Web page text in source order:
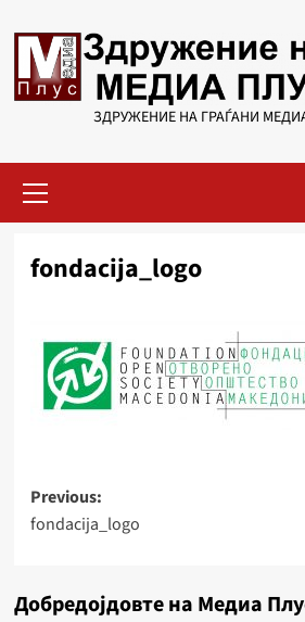
to
content
ЗДРУЖЕНИЕ НА ГРАЃАНИ
Menu
fondacija_logo
Post
navigation
Previous:
fondacija_logo
Добредојдовте на Медиа